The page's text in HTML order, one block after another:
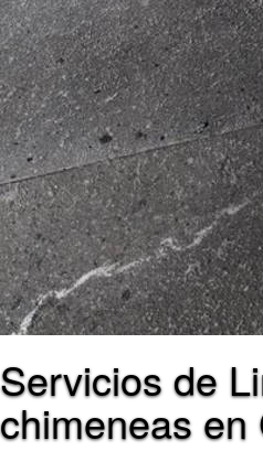
Servicios de
chimeneas en